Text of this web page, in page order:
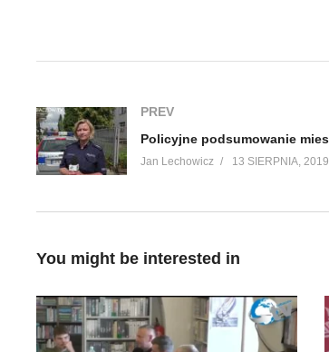
PREV
Jan Lechowicz 13 SIERPNIA, 2019
You might be interested in